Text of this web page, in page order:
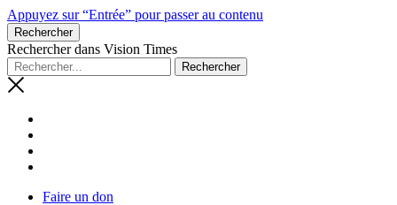
Appuyez sur “Entrée” pour passer au contenu
Rechercher
Rechercher dans Vision Times
Faire un don